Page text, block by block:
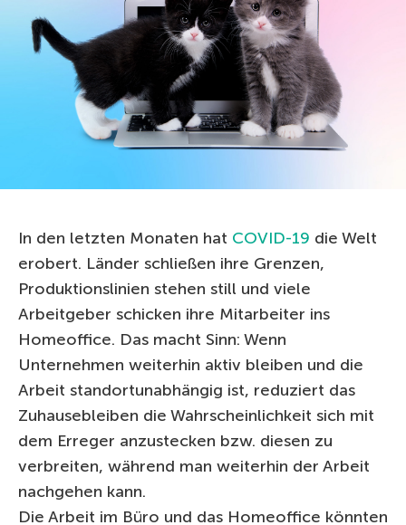
In den letzten Monaten hat COVID-19 die Welt
erobert. Länder schließen ihre Grenzen,
Produktionslinien stehen still und viele
Arbeitgeber schicken ihre Mitarbeiter ins
Homeoffice. Das macht Sinn: Wenn
Unternehmen weiterhin aktiv bleiben und die
Arbeit standortunabhängig ist, reduziert das
Zuhausebleiben die Wahrscheinlichkeit sich mit
dem Erreger anzustecken bzw. diesen zu
verbreiten, während man weiterhin der Arbeit
nachgehen kann.
Die Arbeit im Büro und das Homeoffice könnten